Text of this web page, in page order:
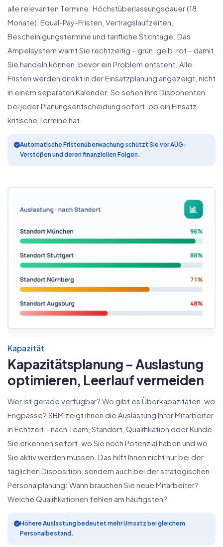
alle relevanten Termine: Höchstüberlassungsdauer (18
Monate), Equal-Pay-Fristen, Vertragslaufzeiten,
Bescheinigungstermine und tarifliche Stichtage. Das
Ampelsystem warnt Sie rechtzeitig – grün, gelb, rot – damit
Sie handeln können, bevor ein Problem entsteht. Alle
Fristen werden direkt in der Einsatzplanung angezeigt, nicht
in einem separaten Kalender. So sehen Ihre Disponenten
bei jeder Planungsentscheidung sofort, ob ein Einsatz
kritische Termine hat.
Automatische Fristenüberwachung schützt Sie vor AÜG-
Verstößen und deren finanziellen Folgen.
Kapazität
Kapazitätsplanung – Auslastung
optimieren, Leerlauf vermeiden
Wer ist gerade verfügbar? Wo gibt es Überkapazitäten, wo
Engpässe? SBM zeigt Ihnen die Auslastung Ihrer Mitarbeiter
in Echtzeit – nach Team, Standort, Qualifikation oder Kunde.
Sie erkennen sofort, wo Sie noch Potenzial haben und wo
Sie aktiv werden müssen. Das hilft Ihnen nicht nur bei der
täglichen Disposition, sondern auch bei der strategischen
Personalplanung: Wann brauchen Sie neue Mitarbeiter?
Welche Qualifikationen fehlen am häufigsten?
Höhere Auslastung bedeutet mehr Umsatz bei gleichem
Personalbestand.